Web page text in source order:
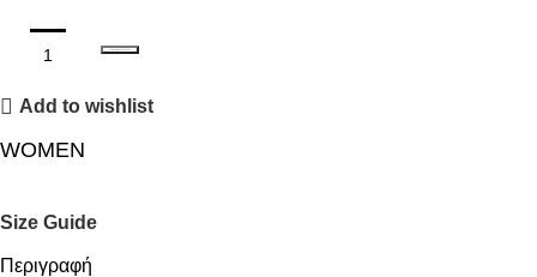
Add to wishlist
WOMEN
Size Guide
Περιγραφή